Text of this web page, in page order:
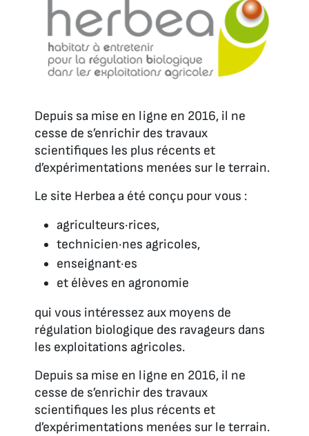
Depuis sa mise en ligne en 2016, il ne
cesse de s’enrichir des travaux
scientifiques les plus récents et
d’expérimentations menées sur le terrain.
Le site Herbea a été conçu pour vous :
agriculteurs·rices,
technicien·nes agricoles,
enseignant·es
et élèves en agronomie
qui vous intéressez aux moyens de
régulation biologique des ravageurs dans
les exploitations agricoles.
Depuis sa mise en ligne en 2016, il ne
cesse de s’enrichir des travaux
scientifiques les plus récents et
d’expérimentations menées sur le terrain.